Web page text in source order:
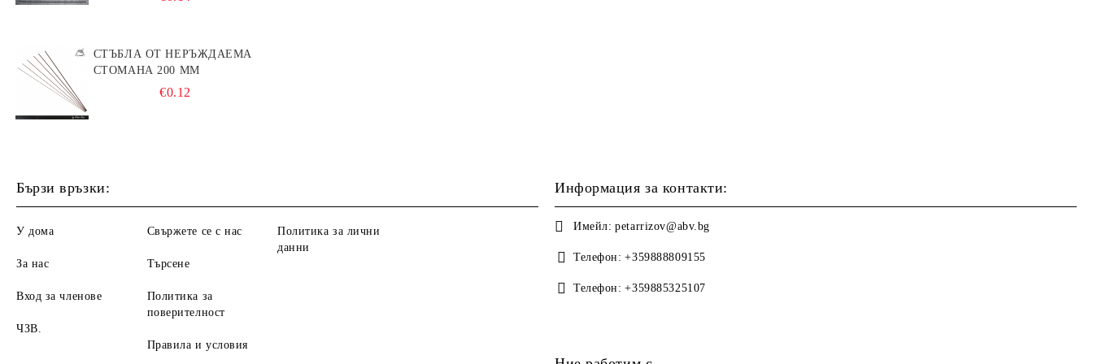
СТЪБЛА ОТ НЕРЪЖДАЕМА
СТОМАНА 200 ММ
€0.12
Бързи връзки:
У дома
За нас
Вход за членове
ЧЗВ.
Свържете се с нас
Търсене
Политика за
поверителност
Правила и условия
Политика за лични
данни
Информация за контакти:
Имейл: petarrizov@abv.bg
Телефон: +359888809155
Телефон: +359885325107